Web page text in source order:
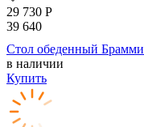
29 730 Р
39 640
Стол обеденный
в наличии
Купить